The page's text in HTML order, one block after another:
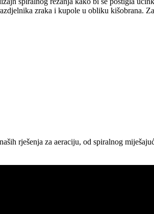
zraka i kupole u obliku kišobrana.
rješenja za aeraciju, od spiralnog